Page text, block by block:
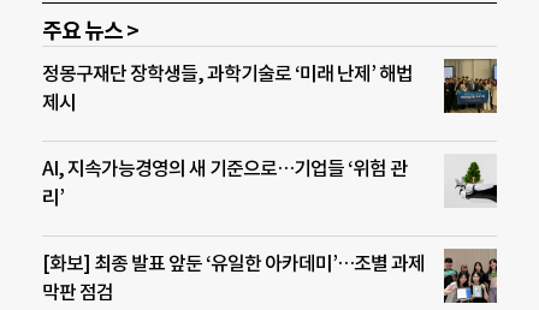
주요 뉴스 >
정몽구재단 장학생들, 과학기술로 ‘미래 난제’ 해법
제시
AI, 지속가능경영의 새 기준으로…기업들 ‘위험 관
리’
[화보] 최종 발표 앞둔 ‘유일한 아카데미’…조별 과제
막판 점검